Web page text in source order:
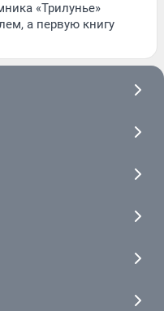
«Трилунье»
а первую книгу